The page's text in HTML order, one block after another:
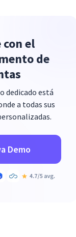
la
tiempo real?
con el
de
dedicado está
a todas sus
Demo